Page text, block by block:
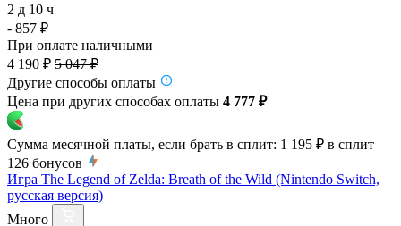
2 д 10 ч
- 857 ₽
При оплате наличными
4 190 ₽ 5 047 ₽
Другие способы оплаты
Цена при других способах оплаты 4 777 ₽
Сумма месячной платы, если брать в сплит: 1 195 ₽ в сплит
126 бонусов
Игра The Legend of Zelda: Breath of the Wild (Nintendo Switch,
русская версия)
Много